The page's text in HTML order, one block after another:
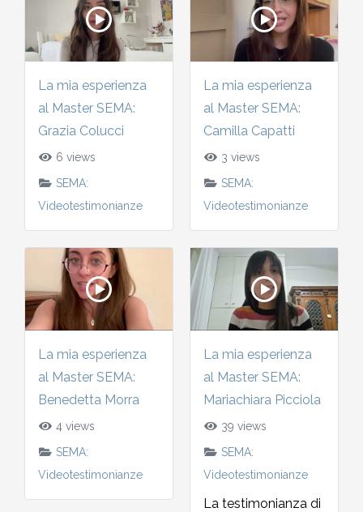
La mia esperienza
al Master SEMA:
Grazia Colucci
6 views
SEMA:
Videotestimonianze
La mia esperienza
al Master SEMA:
Camilla Capatti
3 views
SEMA:
Videotestimonianze
La mia esperienza
al Master SEMA:
Benedetta Morra
4 views
SEMA:
Videotestimonianze
La mia esperienza
al Master SEMA:
Mariachiara Picciola
39 views
SEMA:
Videotestimonianze
La testimonianza di
2009-2010
2008-2009
2007-2008
2006-2007
2004-2005
2002-2003
2001-2002
2000-2001
Storia: 2015
Storia: 2010